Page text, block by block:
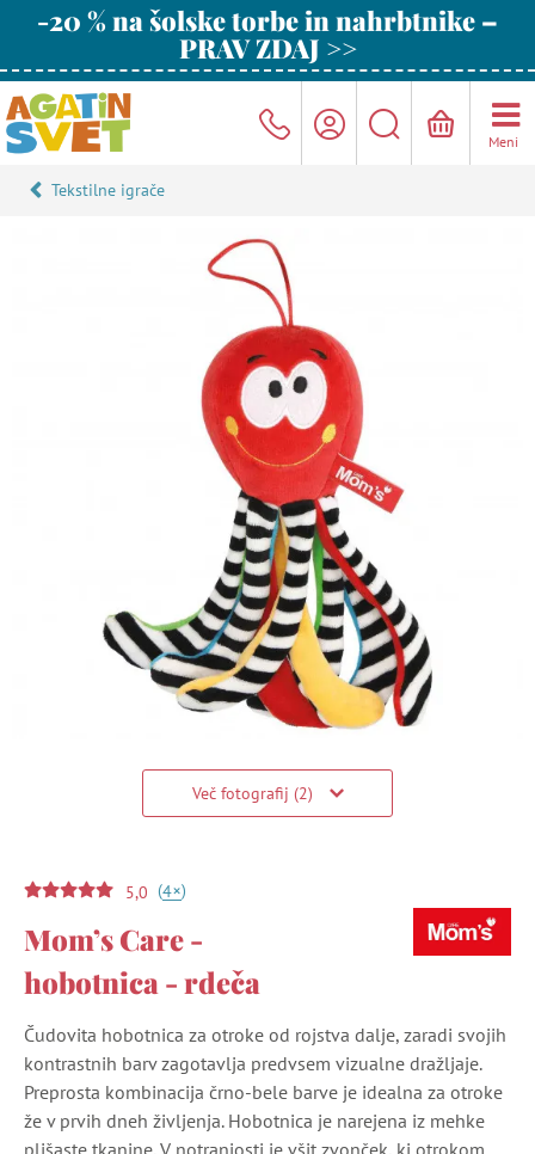
-20 % na šolske torbe in nahrbtnike –
PRAV ZDAJ >>
Meni
Tekstilne igrače
Več fotografij (2)
5,0 (4+)
Mom’s Care -
hobotnica - rdeča
Čudovita hobotnica za otroke od rojstva dalje, zaradi svojih
kontrastnih barv zagotavlja predvsem vizualne dražljaje.
Preprosta kombinacija črno-bele barve je idealna za otroke
že v prvih dneh življenja. Hobotnica je narejena iz mehke
plišaste tkanine. V notranjosti je všit zvonček, ki otrokom